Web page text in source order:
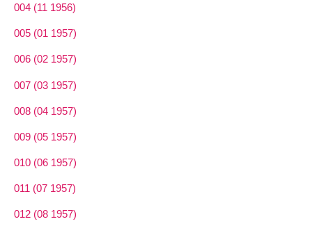
004 (11 1956)
005 (01 1957)
006 (02 1957)
007 (03 1957)
008 (04 1957)
009 (05 1957)
010 (06 1957)
011 (07 1957)
012 (08 1957)